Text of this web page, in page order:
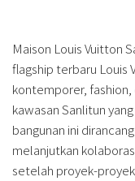
Maison Louis Vuitton
flagship terbaru Louis
kontemporer,
kawasan Sanlitun
bangunan ini
melanjutkan
setelah proyek-proyek